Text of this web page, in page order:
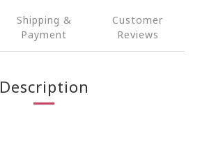
Shipping &
Payment
Customer
Reviews
Description